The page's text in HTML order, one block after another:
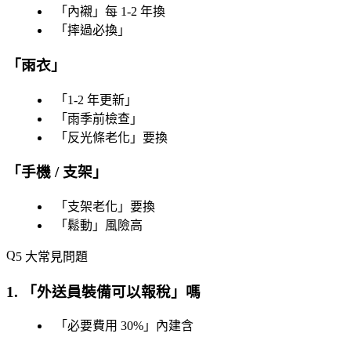
「 內襯 」每 1-2 年換
「 摔過必換 」
「雨衣 」
「 1-2 年更新 」
「 雨季前檢查 」
「 反光條老化 」要換
「 手機 / 支架 」
「 支架老化 」要換
「 鬆動 」風險高
5 大常見問題
1. 「外送員裝備可以報稅 」嗎
「 必要費用 30% 」內建含